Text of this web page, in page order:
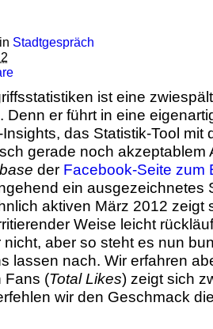
in Stadtgespräch
ist eine
Denn er führt in eine
das Statistik-Tool mit
gerade noch akzeptablem
der Facebook-Seite zum
ein ausgezeichnetes
aktiven März 2012 zeigt
Weise leicht
aber so steht es nun
lassen nach. Wir erfahren
Fans (Total Likes) zeigt sich
wir den Geschmack